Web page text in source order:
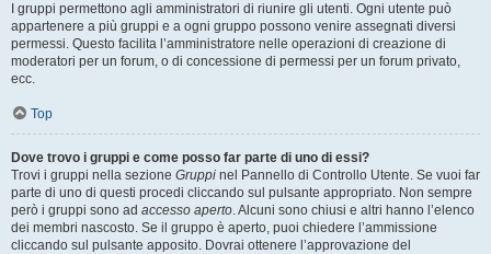
I gruppi permettono agli amministratori di riunire gli utenti. Ogni utente può
appartenere a più gruppi e a ogni gruppo possono venire assegnati diversi
permessi. Questo facilita l’amministratore nelle operazioni di creazione di
moderatori per un forum, o di concessione di permessi per un forum privato,
ecc.
Top
Dove trovo i gruppi e come posso far parte di uno di essi?
Trovi i gruppi nella sezione Gruppi nel Pannello di Controllo Utente. Se vuoi far
parte di uno di questi procedi cliccando sul pulsante appropriato. Non sempre
però i gruppi sono ad accesso aperto. Alcuni sono chiusi e altri hanno l’elenco
dei membri nascosto. Se il gruppo è aperto, puoi chiedere l’ammissione
cliccando sul pulsante apposito. Dovrai ottenere l’approvazione del